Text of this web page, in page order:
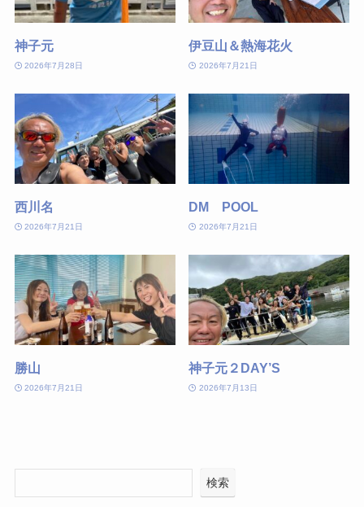
神子元
2026年7月28日
伊豆山＆熱海花火
2026年7月21日
西川名
2026年7月21日
DM POOL
2026年7月21日
勝山
2026年7月21日
神子元２DAY’S
2026年7月13日
検索